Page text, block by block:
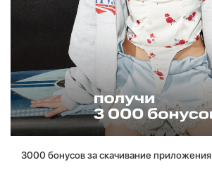
3000 бонусов за скачивание приложения